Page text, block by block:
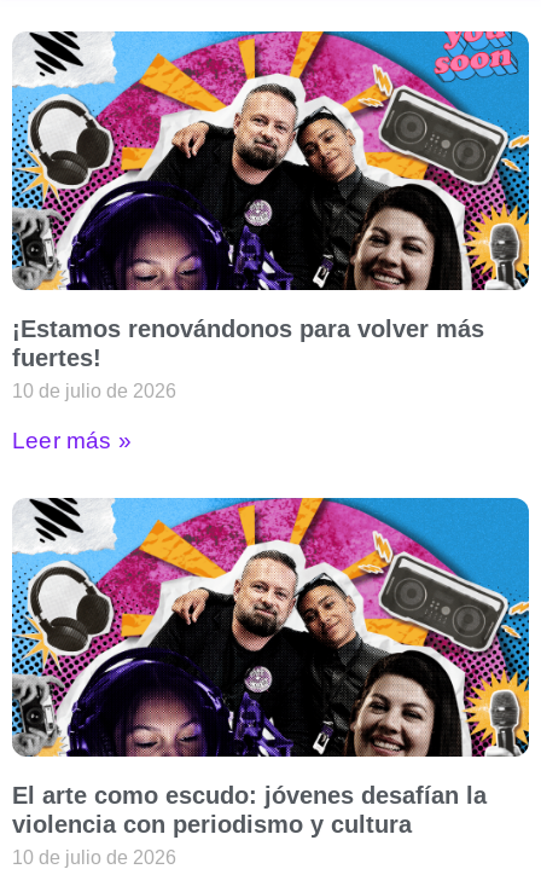
¡Estamos renovándonos para volver más
fuertes!
10 de julio de 2026
Leer más »
El arte como escudo: jóvenes desafían la
violencia con periodismo y cultura
10 de julio de 2026